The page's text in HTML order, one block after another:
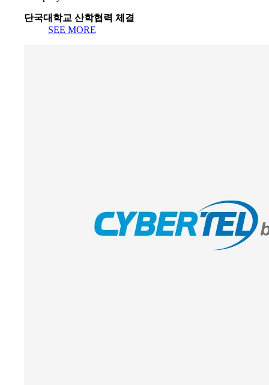
단국대학교 산학협력 체결
SEE MORE